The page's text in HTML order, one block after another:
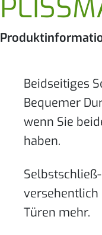
Beidseitiges
Bequemer
wenn Sie
haben.
Türen mehr.